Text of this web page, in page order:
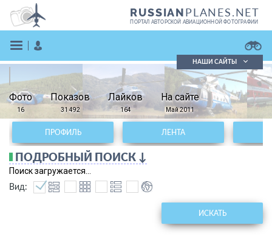
RUSSIANPLANES.NET
ПОРТАЛ АВТОРСКОЙ АВИАЦИОННОЙ ФОТОГРАФИИ
ЗАРЕГИСТРИРОВАТЬСЯ
Поиск фотографий
Поиск в реестре
Кратко
Подробно
НАШИ САЙТЫ
Фото
16
Показов
31 492
Лайков
164
На сайте
Май 2011
ПРОФИЛЬ ЛЕНТА
ПОДРОБНЫЙ ПОИСК ↓
Поиск загружается...
Вид:
ИСКАТЬ